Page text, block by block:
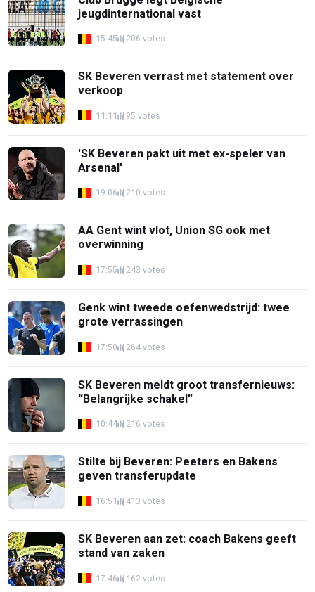
jeugdinternational vast
15:45 206 votes
SK Beveren verrast met statement over
verkoop
11:11 95 votes
'SK Beveren pakt uit met ex-speler van
Arsenal'
19:06 210 votes
AA Gent wint vlot, Union SG ook met
overwinning
17:55 243 votes
Genk wint tweede oefenwedstrijd: twee
grote verrassingen
17:50 264 votes
SK Beveren meldt groot transfernieuws:
“Belangrijke schakel”
10:44 216 votes
Stilte bij Beveren: Peeters en Bakens
geven transferupdate
16:51 413 votes
SK Beveren aan zet: coach Bakens geeft
stand van zaken
17:46 162 votes